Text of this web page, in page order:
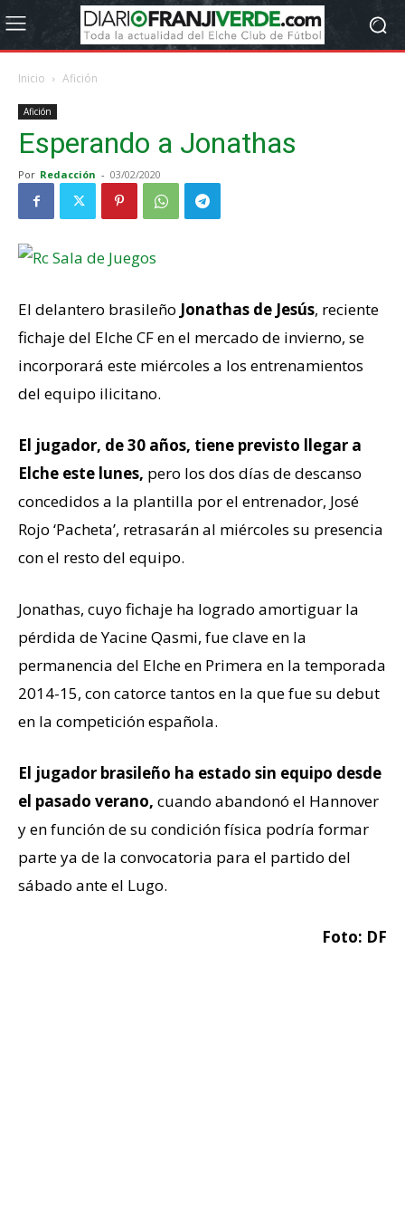
Inicio Afición
Afición
Esperando a Jonathas
Por Redacción - 03/02/2020
El delantero brasileño Jonathas de Jesús, reciente
fichaje del Elche CF en el mercado de invierno, se
incorporará este miércoles a los entrenamientos
del equipo ilicitano.
El jugador, de 30 años, tiene previsto llegar a
Elche este lunes, pero los dos días de descanso
concedidos a la plantilla por el entrenador, José
Rojo ‘Pacheta’, retrasarán al miércoles su presencia
con el resto del equipo.
Jonathas, cuyo fichaje ha logrado amortiguar la
pérdida de Yacine Qasmi, fue clave en la
permanencia del Elche en Primera en la temporada
2014-15, con catorce tantos en la que fue su debut
en la competición española.
El jugador brasileño ha estado sin equipo desde
el pasado verano, cuando abandonó el Hannover
y en función de su condición física podría formar
parte ya de la convocatoria para el partido del
sábado ante el Lugo.
Foto: DF